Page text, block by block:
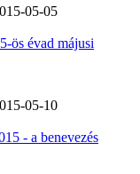
05-05
ös évad májusi
05-10
- a benevezés